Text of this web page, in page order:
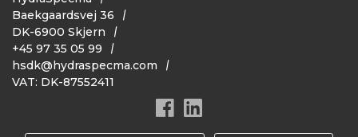
Baekgaardsvej 36
DK-6900 Skjern
+45 97 35 05 99
hsdk@hydraspecma.com
VAT: DK-87552411